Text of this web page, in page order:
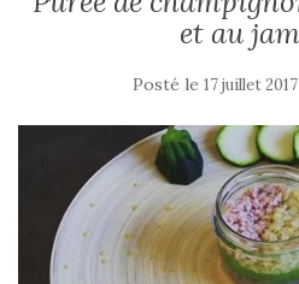
et au
Posté le 17 juillet 2017